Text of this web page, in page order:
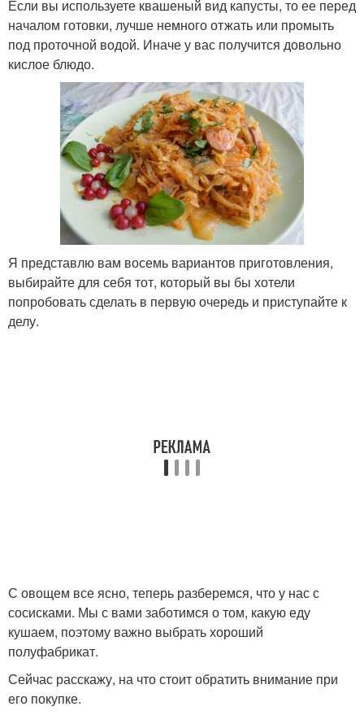
Если вы используете квашеный вид капусты, то ее перед
началом готовки, лучше немного отжать или промыть
под проточной водой. Иначе у вас получится довольно
кислое блюдо.
Я представлю вам восемь вариантов приготовления,
выбирайте для себя тот, который вы бы хотели
попробовать сделать в первую очередь и приступайте к
делу.
С овощем все ясно, теперь разберемся, что у нас с
сосисками. Мы с вами заботимся о том, какую еду
кушаем, поэтому важно выбрать хороший
полуфабрикат.
Сейчас расскажу, на что стоит обратить внимание при
его покупке.